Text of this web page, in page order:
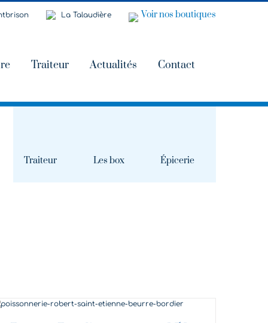
La Talaudière Voir nos boutiques
Traiteur Actualités Contact
Traiteur Les box Épicerie
DÉTAILS